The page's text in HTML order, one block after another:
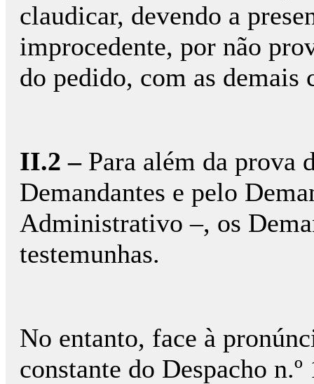
claudicar, devendo a
improcedente, por não
do pedido, com as demais
II.2 –Para além da prova
Demandantes e pelo
Administrativo –, os
testemunhas.
No entanto, face à
constante do Despacho